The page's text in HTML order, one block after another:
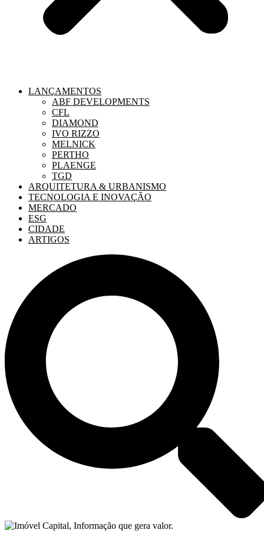
LANÇAMENTOS
ABF DEVELOPMENTS
CFL
DIAMOND
IVO RIZZO
MELNICK
PERTHO
PLAENGE
TGD
ARQUITETURA & URBANISMO
TECNOLOGIA E INOVAÇÃO
MERCADO
ESG
CIDADE
ARTIGOS